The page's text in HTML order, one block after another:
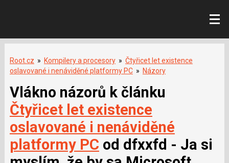
Root.cz » Kompilery a procesory » Čtyřicet let existence
oslavované i nenáviděné platformy PC » Názory
Vlákno názorů k článku
Čtyřicet let existence
oslavované i nenáviděné
platformy PC od dfxxfd - Ja si